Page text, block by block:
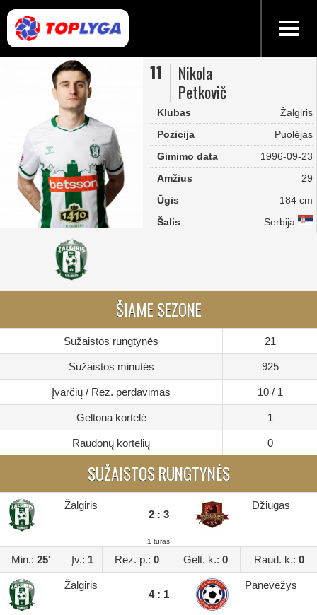
11
Nikola
Petkovič
Klubas
Žalgiris
Pozicija
Puolėjas
Gimimo data
1996-09-23
Amžius
29
Ūgis
184 cm
Šalis
Serbija
ŠIAME SEZONE
Sužaistos rungtynės 21
Sužaistos minutės 925
Įvarčių / Rez. perdavimas 10 / 1
Geltona kortelė 1
Raudonų kortelių 0
SUŽAISTOS RUNGTYNĖS
Žalgiris
2 : 3
Džiugas
1 turas
Min.: 25' Įv.: 1 Rez. p.: 0 Gelt. k.: 0 Raud. k.: 0
Žalgiris
4 : 1
Panevėžys